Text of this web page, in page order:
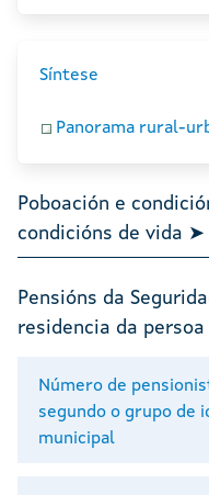
Síntese
Panorama rural-
Poboación e
condicións de vida
Pensións da
residencia da
Número de
segundo o grupo de
municipal